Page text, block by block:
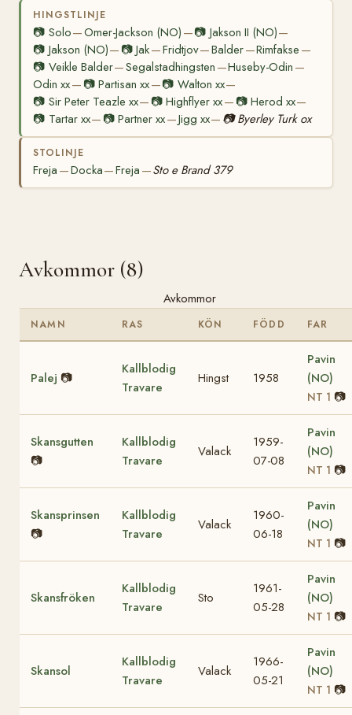
HINGSTLINJE
📷 Solo—Omer-Jackson (NO) —📷 Jakson II (NO)—
📷 Jakson (NO)— 📷Jak—Fridtjov—Balder—Rimfakse —
📷 Veikle Balder—Segalstadhingsten —Huseby-Odin —
Odin xx— 📷Partisan xx—📷 Walton xx—
📷 Sir Peter Teazle xx— 📷Highflyer xx— 📷 Herod xx—
📷 Tartar xx— 📷Partner xx—Jigg xx— 📷 Byerley Turk ox
STOLINJE
Freja —Docka—Freja —Sto e Brand 379
Avkommor (8)
Avkommor
NAMN RAS KÖN FÖDD FAR
Palej 📷
Kallblodig
Travare
Hingst 1958
Pavin
(NO)
NT 1 📷
Skansgutten
📷
Kallblodig
Travare
Valack
1959-
07-08
Pavin
(NO)
NT 1 📷
Skansprinsen
📷
Kallblodig
Travare
Valack
1960-
06-18
Pavin
(NO)
NT 1 📷
Skansfröken
Kallblodig
Travare
Sto
1961-
05-28
Pavin
(NO)
NT 1 📷
Skansol
Kallblodig
Travare
Valack
1966-
05-21
Pavin
(NO)
NT 1 📷